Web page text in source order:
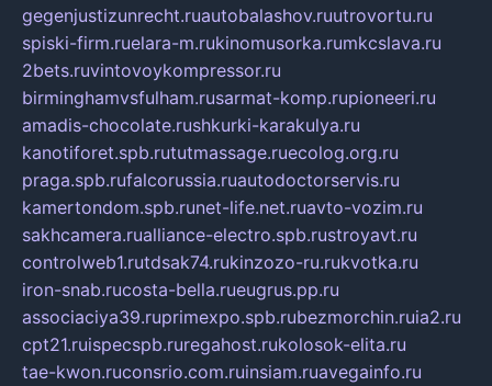
gegenjustizunrecht.ruautobalashov.ruutrovortu.ru
spiski-firm.ruelara-m.rukinomusorka.rumkcslava.ru
2bets.ruvintovoykompressor.ru
birminghamvsfulham.rusarmat-komp.rupioneeri.ru
amadis-chocolate.rushkurki-karakulya.ru
kanotiforet.spb.rututmassage.ruecolog.org.ru
praga.spb.rufalcorussia.ruautodoctorservis.ru
kamertondom.spb.runet-life.net.ruavto-vozim.ru
sakhcamera.rualliance-electro.spb.rustroyavt.ru
controlweb1.rutdsak74.rukinzozo-ru.rukvotka.ru
iron-snab.rucosta-bella.rueugrus.pp.ru
associaciya39.ruprimexpo.spb.rubezmorchin.ruia2.ru
cpt21.ruispecspb.ruregahost.rukolosok-elita.ru
tae-kwon.ruconsrio.com.ruinsiam.ruavegainfo.ru